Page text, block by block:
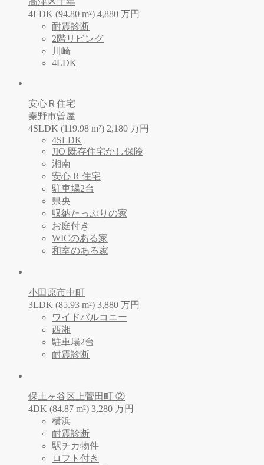
4LDK (94.80 m²) 4,880 万円
耐震診断
2階リビング
川崎
4LDK
安心Ｒ住宅
秦野市曽屋
4SLDK (119.98 m²) 2,180 万円
4SLDK
JIO 既存住宅かし保険
湘南
安心 R 住宅
駐車場2台
県央
収納たっぷりの家
お庭付き
WICのある家
和室のある家
小田原市中町
3LDK (85.93 m²) 3,880 万円
ワイドバルコニー
西湘
駐車場2台
耐震診断
保土ヶ谷区上菅田町 ②
4DK (84.87 m²) 3,280 万円
横浜
耐震診断
駅チカ物件
ロフト付き